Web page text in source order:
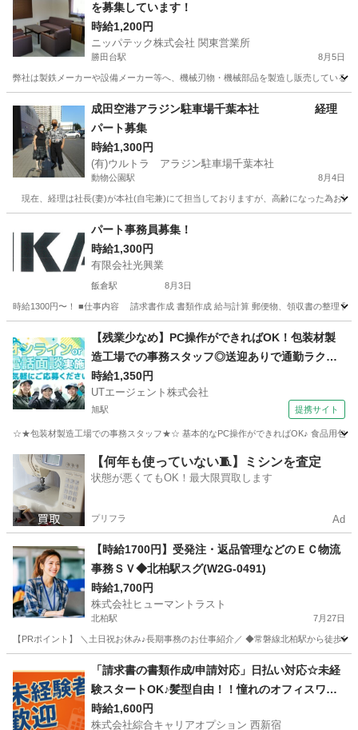
を募集しています！
時給1,200円
ニッパテック株式会社 関東営業所
勝田台駅 8月5日
弊社は製鉄メーカーや設備メーカー等へ、機械刃物・機械部品を製造し販売している
勝田台駅 一般事務 パート
成田空港アラジン駐車場千葉本社 経理
パート募集
時給1,300円
(有)ウルトラ アラジン駐車場千葉本社
動物公園駅 8月4日
現在、経理は社長(妻)が本社(自宅兼)にて担当しておりますが、高齢になった為お
動物公園駅 会計
パート事務員募集！
時給1,300円
有限会社光興業
飯倉駅 8月3日
時給1300円〜！ ■仕事内容 請求書作成 書類作成 給与計算 郵便物、領収書の整理 問
飯倉駅 一般事務 事務員
【残業少なめ】PC操作ができればOK！包装材製
造工場での事務スタッフ◎送迎ありで通勤ラクラ
ク！
時給1,350円
UTエージェント株式会社
旭駅 提携サイト
☆★包装材製造工場での事務スタッフ★☆ 基本的なPC操作ができればOK♪ 食品用包
千葉 旭市 旭駅 一般事務
【何年も使っていない🧵】ミシンを査定
状態が悪くてもOK！最大限買取します
プリフラ Ad
【時給1700円】受発注・返品管理などのＥＣ物流
事務ＳＶ◆北柏駅スグ(W2G-0491)
時給1,700円
株式会社ヒューマントラスト
北柏駅 7月27日
【PRポイント】 ＼土日祝お休み♪長期事務のお仕事紹介／ ◆常磐線北柏駅から徒歩
北柏駅 一般事務 ヒューマントラスト
「請求書の書類作成/申請対応」日払い対応☆未経
験スタートOK♪髪型自由！！憧れのオフィスワー
ク◎40代まで幅広く活躍中！！
時給1,600円
株式会社綜合キャリアオプション 西新宿